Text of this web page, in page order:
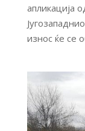
апликација
износ ќе се